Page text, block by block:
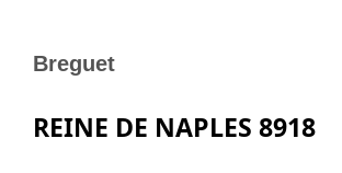
Breguet
REINE DE NAPLES 8918